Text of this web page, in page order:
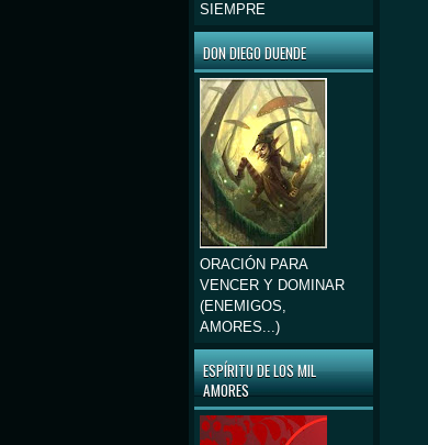
SIEMPRE
DON DIEGO DUENDE
ORACIÓN PARA
VENCER Y DOMINAR
(ENEMIGOS,
AMORES...)
ESPÍRITU DE LOS MIL
AMORES